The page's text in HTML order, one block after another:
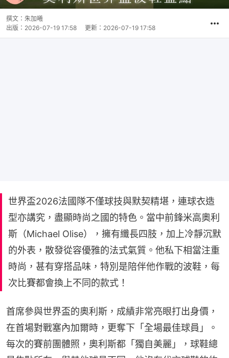
撰文： 朱加曦
出版： 2026-07-19 17:58 更新： 2026-07-19 17:58
世界盃2026法國隊不僅球技與默契精堪，連球衣造
型亦講究，盡顯時尚之國的特色。當中前鋒米高奧利
斯（Michael Olise），擁有纖長四肢，加上冷靜沉默
的外表，散發從容優雅的法式氣質。他私下相當注重
時尚，甚有穿搭品味，特別是陪伴他作戰的波鞋，每
次比賽都會換上不同的款式！
首席參與世界盃的奧利斯，成績非常亮眼打出身價，
在首場對戰塞內加爾時，更奪下「全場最佳球員」。
每次的賽前團體照，奧利斯都「獨自美麗」，球鞋總